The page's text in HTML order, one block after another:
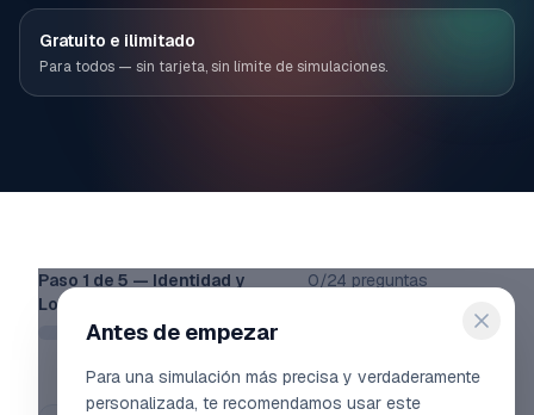
Gratuito e ilimitado
Para todos — sin tarjeta, sin límite de simulaciones.
Antes de empezar
Para una simulación más precisa y verdaderamente
personalizada, te recomendamos usar este
Paso 1 de 5 — Identidad y
Localizacion
0/24 preguntas